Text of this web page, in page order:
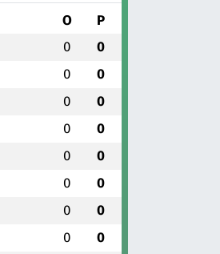
O P
0 0
0 0
0 0
0 0
0 0
0 0
0 0
0 0